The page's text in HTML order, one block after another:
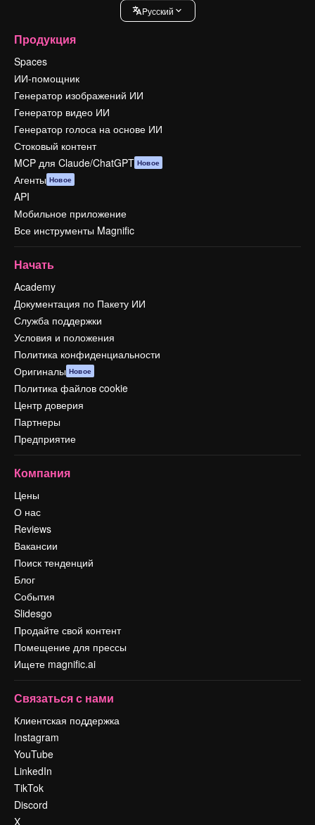
Pусский
Продукция
Spaces
ИИ-помощник
Генератор изображений ИИ
Генератор видео ИИ
Генератор голоса на основе ИИ
Стоковый контент
MCP для Claude/ChatGPT Новое
Агенты Новое
API
Мобильное приложение
Все инструменты Magnific
Начать
Academy
Документация по Пакету ИИ
Служба поддержки
Условия и положения
Политика конфиденциальности
Оригиналы Новое
Политика файлов cookie
Центр доверия
Партнеры
Предприятие
Компания
Цены
О нас
Reviews
Вакансии
Поиск тенденций
Блог
События
Slidesgo
Продайте свой контент
Помещение для прессы
Ищете magnific.ai
Связаться с нами
Клиентская поддержка
Instagram
YouTube
LinkedIn
TikTok
Discord
X